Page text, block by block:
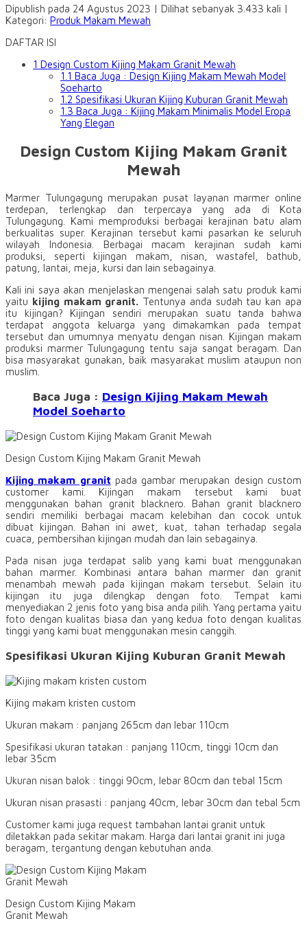
Dipublish pada 24 Agustus 2023 | Dilihat sebanyak 3.433 kali |
Kategori: Produk Makam Mewah
DAFTAR ISI
1 Design Custom Kijing Makam Granit Mewah
1.1 Baca Juga : Design Kijing Makam Mewah Model
Soeharto
1.2 Spesifikasi Ukuran Kijing Kuburan Granit Mewah
1.3 Baca Juga : Kijing Makam Minimalis Model Eropa
Yang Elegan
Design Custom Kijing Makam Granit
Mewah
Marmer Tulungagung merupakan pusat layanan marmer online
terdepan, terlengkap dan terpercaya yang ada di Kota
Tulungagung. Kami memproduksi berbagai kerajinan batu alam
berkualitas super. Kerajinan tersebut kami pasarkan ke seluruh
wilayah Indonesia. Berbagai macam kerajinan sudah kami
produksi, seperti kijingan makam, nisan, wastafel, bathub,
patung, lantai, meja, kursi dan lain sebagainya.
Kali ini saya akan menjelaskan mengenai salah satu produk kami
yaitu kijing makam granit. Tentunya anda sudah tau kan apa
itu kijingan? Kijingan sendiri merupakan suatu tanda bahwa
terdapat anggota keluarga yang dimakamkan pada tempat
tersebut dan umumnya menyatu dengan nisan. Kijingan makam
produksi marmer Tulungagung tentu saja sangat beragam. Dan
bisa masyarakat gunakan, baik masyarakat muslim ataupun non
muslim.
Baca Juga : Design Kijing Makam Mewah
Model Soeharto
Design Custom Kijing Makam Granit Mewah
Kijing makam granit pada gambar merupakan design custom
customer kami. Kijingan makam tersebut kami buat
menggunakan bahan granit blacknero. Bahan granit blacknero
sendiri memiliki berbagai macam kelebihan dan cocok untuk
dibuat kijingan. Bahan ini awet, kuat, tahan terhadap segala
cuaca, pembersihan kijingan mudah dan lain sebagainya.
Pada nisan juga terdapat salib yang kami buat menggunakan
bahan marmer. Kombinasi antara bahan marmer dan granit
menambah mewah pada kijingan makam tersebut. Selain itu
kijingan itu juga dilengkap dengan foto. Tempat kami
menyediakan 2 jenis foto yang bisa anda pilih. Yang pertama yaitu
foto dengan kualitas biasa dan yang kedua foto dengan kualitas
tinggi yang kami buat menggunakan mesin canggih.
Spesifikasi Ukuran Kijing Kuburan Granit Mewah
Kijing makam kristen custom
Ukuran makam : panjang 265cm dan lebar 110cm
Spesifikasi ukuran tatakan : panjang 110cm, tinggi 10cm dan
lebar 35cm
Ukuran nisan balok : tinggi 90cm, lebar 80cm dan tebal 15cm
Ukuran nisan prasasti : panjang 40cm, lebar 30cm dan tebal 5cm
Customer kami juga request tambahan lantai granit untuk
diletakkan pada sekitar makam. Harga dari lantai granit ini juga
beragam, tergantung dengan kebutuhan anda.
Design Custom Kijing Makam
Granit Mewah